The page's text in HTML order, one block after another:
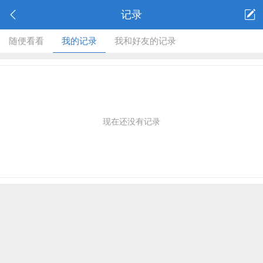
记录
随便看看 我的记录 我和好友的记录
现在还没有记录